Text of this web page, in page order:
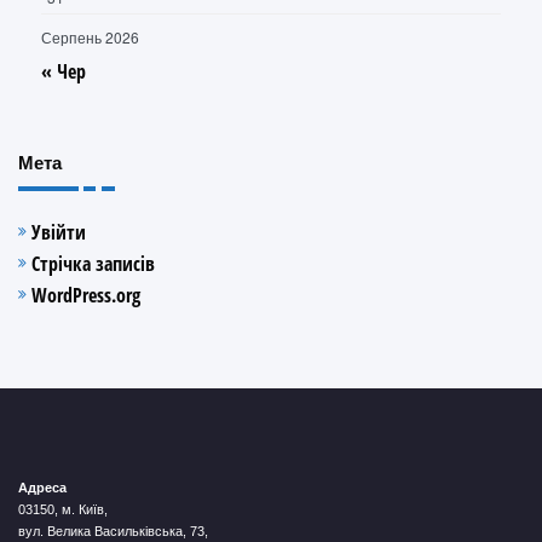
Серпень 2026
« Чер
Мета
Увійти
Стрічка записів
WordPress.org
Адреса
03150, м. Київ,
вул. Велика Васильківська, 73,